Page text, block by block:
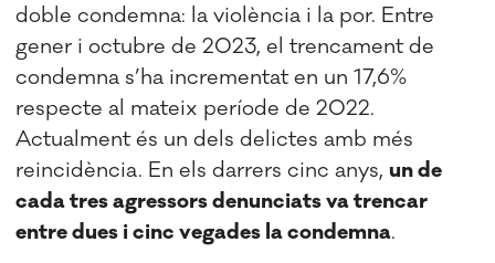
doble condemna: la violència i la por. Entre
gener i octubre de 2023, el trencament de
condemna s’ha incrementat en un 17,6%
respecte al mateix període de 2022.
Actualment és un dels delictes amb més
reincidència. En els darrers cinc anys, un de
cada tres agressors denunciats va trencar
entre dues i cinc vegades la condemna.